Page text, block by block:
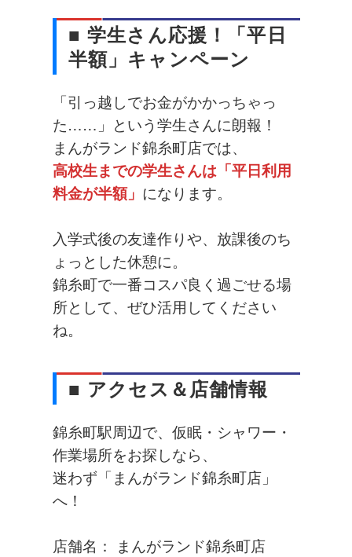
■ 学生さん応援！「平日
半額」キャンペーン
「引っ越しでお金がかかっちゃっ
た……」という学生さんに朗報！
まんがランド錦糸町店では、
高校生までの学生さんは「平日利用
料金が半額」 になります。
入学式後の友達作りや、放課後のち
ょっとした休憩に。
錦糸町で一番コスパ良く過ごせる場
所として、ぜひ活用してください
ね。
■ アクセス＆店舗情報
錦糸町駅周辺で、仮眠・シャワー・
作業場所をお探しなら、
迷わず「まんがランド錦糸町店」
へ！
店舗名： まんがランド錦糸町店